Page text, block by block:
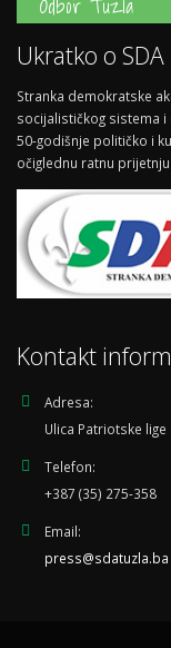
Ukratko o SDA
Stranka demokratske
socijalističkog sistema i
50-godišnje političko i
očiglednu ratnu
Kontakt
Adresa:
Ulica Patriotske
Telefon:
+387 (35) 275-358
Email:
press@sdatuzla.ba